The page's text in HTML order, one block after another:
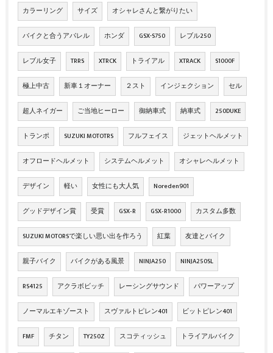
カラーリング サイズ オシャレさんと繋がりたい
バイクと合うアパレル ホンダ GSX-S750 レブル250
レブル女子 TRRS XTRCK トライアル XTRACK S1000F
極上中古 新車１オーナー ２スト インジェクション セル
超人ネイガー ご当地ヒーロー 御納車式 納車式 250DUKE
トランポ SUZUKI MOTOTRS フルフェイス ジェットヘルメット
オフロードヘルメット システムヘルメット オシャレヘルメット
デザイン 軽い 女性にも大人気 Noreden901
グッドデザイン賞 受賞 GSX‐R GSX‐R1000 カスタム多数
SUZUKI MOTORSで楽しい思い出を作ろう 紅葉 友達とバイク
親子バイク バイクがある風景 NINJA250 NINJA250SL
RS4125 アクラボビッチ レーシングサウンド パワーアップ
ノーマルエキゾースト スヴァルトピレン401 ビットピレン401
FMF チタン TY250Z スコティッシュ トライアルバイク